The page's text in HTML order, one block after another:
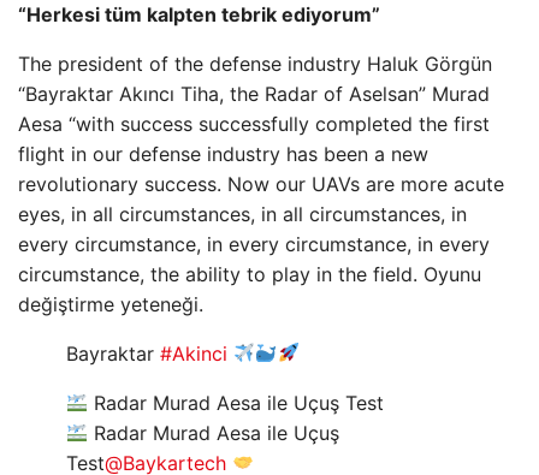
“Herkesi tüm kalpten tebrik ediyorum”
The president of the defense industry Haluk Görgün
“Bayraktar Akıncı Tiha, the Radar of Aselsan” Murad
Aesa “with success successfully completed the first
flight in our defense industry has been a new
revolutionary success. Now our UAVs are more acute
eyes, in all circumstances, in all circumstances, in
every circumstance, in every circumstance, in every
circumstance, the ability to play in the field. Oyunu
değiştirme yeteneği.
Bayraktar #Akinci
Radar Murad Aesa ile Uçuş Test
Radar Murad Aesa ile Uçuş
Test@Baykartech